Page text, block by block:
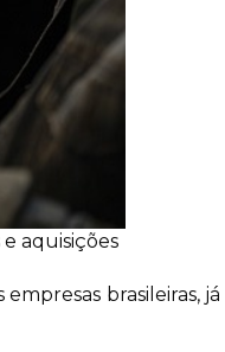
aquisições
brasileiras,